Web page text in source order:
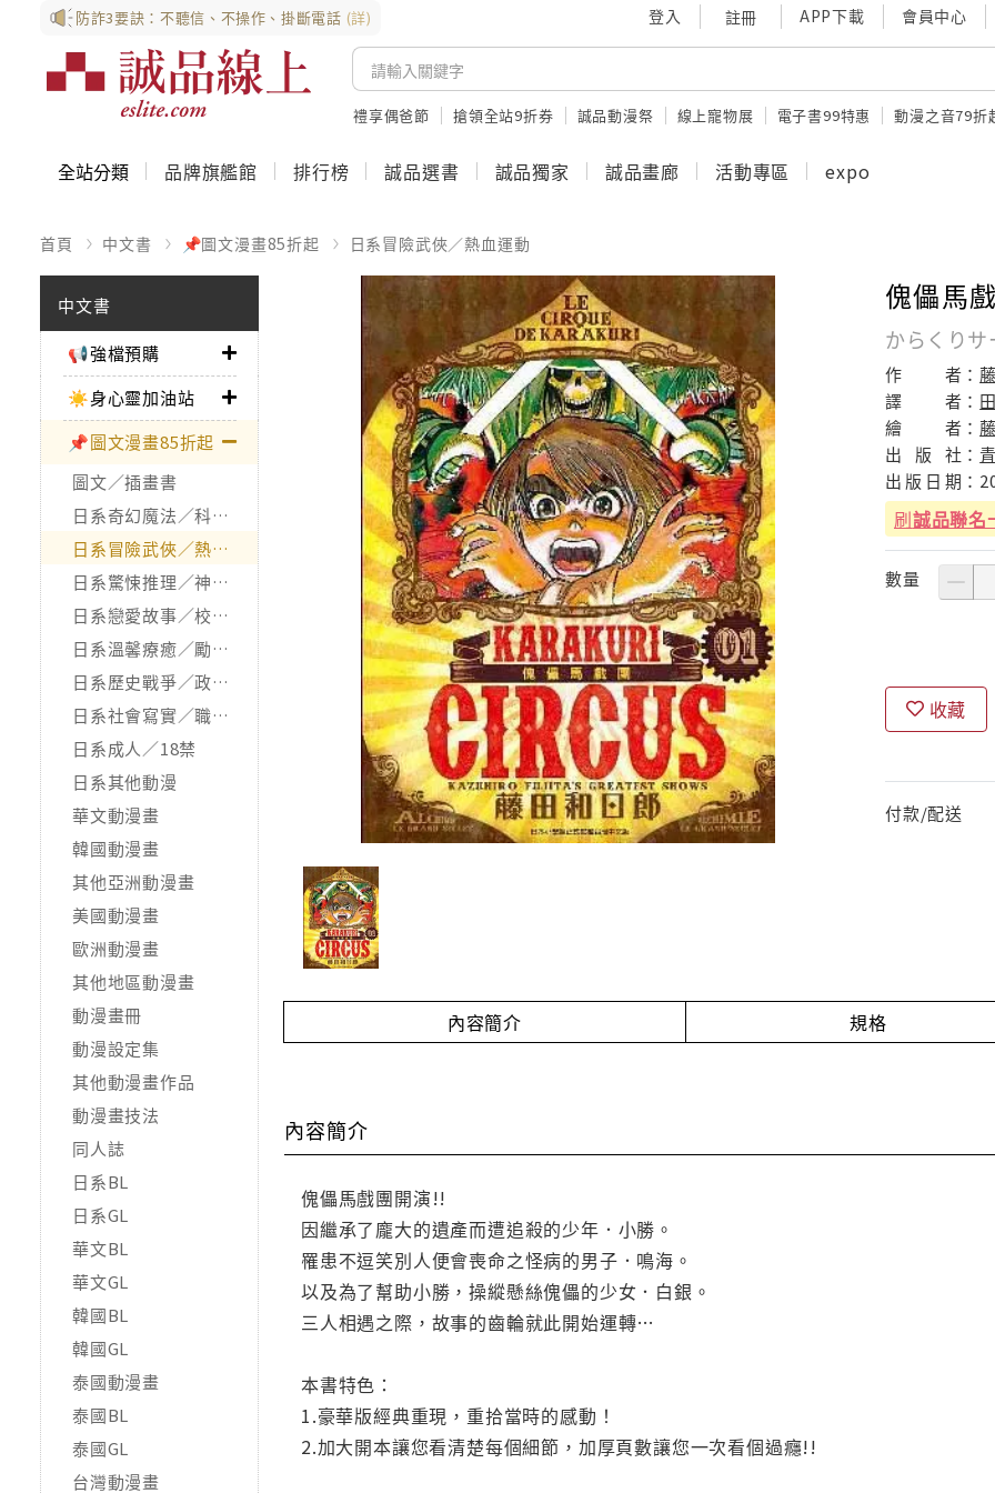
防詐3要訣：不聽信、不操作、掛斷電話 (詳) 登入 註冊 APP下載 會員中心
禮享偶爸節 搶領全站9折券 誠品動漫祭 線上寵物展 電子書99特惠 動漫之音79折
全站分類 品牌旗艦館 排行榜 誠品選書 誠品獨家 誠品畫廊 活動專區 expo
首頁 中文書 📌圖文漫畫85折起 日系冒險武俠／熱血運動
中文書
📢強檔預購
☀️身心靈加油站
📌圖文漫畫85折起
圖文／插畫書
日系奇幻魔法／科幻冒險
日系冒險武俠／熱血運動
日系驚悚推理／神怪靈異
日系戀愛故事／校園青春
日系溫馨療癒／勵志搞笑
日系歷史戰爭／政治宗教
日系社會寫實／職場職人
日系成人／18禁
日系其他動漫
華文動漫畫
韓國動漫畫
其他亞洲動漫畫
美國動漫畫
歐洲動漫畫
其他地區動漫畫
動漫畫冊
動漫設定集
其他動漫畫作品
動漫畫技法
同人誌
日系BL
日系GL
華文BL
華文GL
韓國BL
韓國GL
泰國動漫畫
泰國BL
泰國GL
台灣動漫畫
傀儡馬
からくりサ
作 者：
譯
者：
繪
者：
出
版 社：
出 版 日 期：
刷誠品聯名
數量
收藏
付款/配送
內容簡介 規格
內容簡介
傀儡馬戲團開演!!
因繼承了龐大的遺產而遭追殺的少年．小勝。
罹患不逗笑別人便會喪命之怪病的男子．鳴海。
以及為了幫助小勝，操縱懸絲傀儡的少女．白銀。
三人相遇之際，故事的齒輪就此開始運轉…
本書特色：
1.豪華版經典重現，重拾當時的感動！
2.加大開本讓您看清楚每個細節，加厚頁數讓您一次看個過癮!!